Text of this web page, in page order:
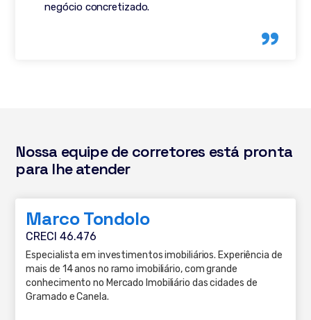
negócio concretizado.
Nossa equipe de corretores está pronta
para lhe atender
Marco Tondolo
CRECI 46.476
Especialista em investimentos imobiliários. Experiência de
mais de 14 anos no ramo imobiliário, com grande
conhecimento no Mercado Imobiliário das cidades de
Gramado e Canela.